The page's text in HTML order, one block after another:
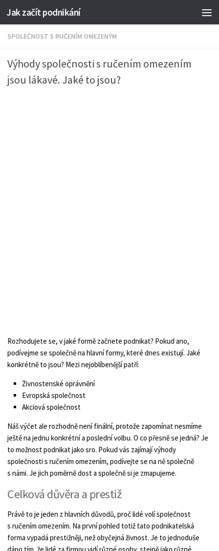
Jak začít podnikání
SPOLEČNOST S RUČENÍM OMEZENÝM
Výhody společnosti s ručením omezením
jsou lákavé. Jaké to jsou?
Rozhodujete se, v jaké formě začnete podnikat? Pokud ano,
podívejme se společně na hlavní formy, které dnes existují. Jaké
konkrétně to jsou? Mezi nejoblíbenější patří:
Živnostenské oprávnění
Evropská společnost
Akciová společnost
Náš výčet ale rozhodně není finální, protože zapomínat nesmíme
ještě na jednu konkrétní a poslední volbu. O co přesně se jedná? Je
to možnost podnikat jako sro. Pokud vás zajímají výhody
společnosti s ručením omezením, podívejte se na ně společně
s námi. Je jich poměrně dost a společně si je zmapujeme.
Celková důvěra a prestiž
Právě to je jeden z hlavních důvodů, proč lidé volí společnost
s ručením omezením. Na první pohled totiž tato podnikatelská
forma vypadá prestižněji, než obyčejná živnost. Je to jednoduše